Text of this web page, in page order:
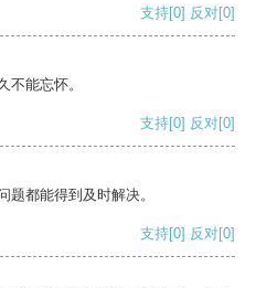
支持[0] 反对[0]
不能忘怀。
支持[0] 反对[0]
题都能得到及时解决。
支持[0] 反对[0]